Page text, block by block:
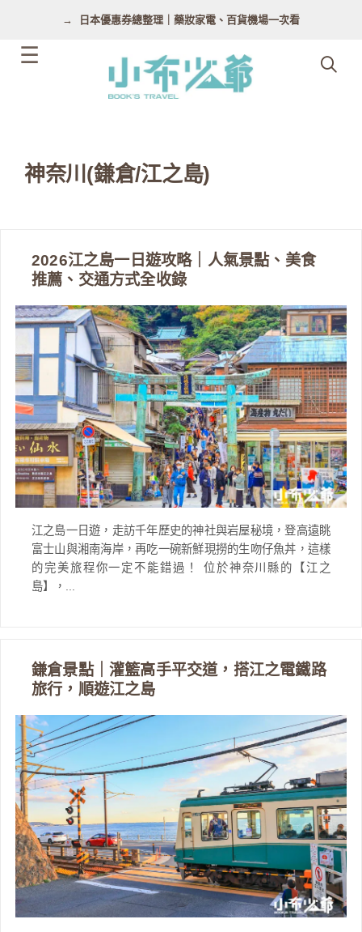
日本優惠券總整理｜藥妝家電、百貨機場一次看
神奈川(鎌倉/江之島)
2026江之島一日遊攻略｜人氣景點、美食
推薦、交通方式全收錄
江之島一日遊，走訪千年歷史的神社與岩屋秘境，登高遠眺
富士山與湘南海岸，再吃一碗新鮮現撈的生吻仔魚丼，這樣
的完美旅程你一定不能錯過！ 位於神奈川縣的【江之
島】，...
鎌倉景點｜灌籃高手平交道，搭江之電鐵路
旅行，順遊江之島